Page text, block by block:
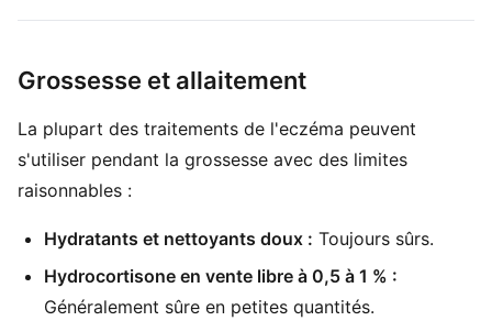
Grossesse et allaitement
La plupart des traitements de l'eczéma peuvent
s'utiliser pendant la grossesse avec des limites
raisonnables :
Hydratants et nettoyants doux : Toujours sûrs.
Hydrocortisone en vente libre à 0,5 à 1 % :
Généralement sûre en petites quantités.